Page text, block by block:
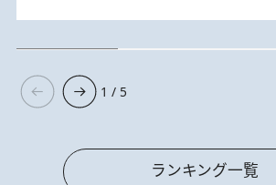
1 / 5
ランキング一覧